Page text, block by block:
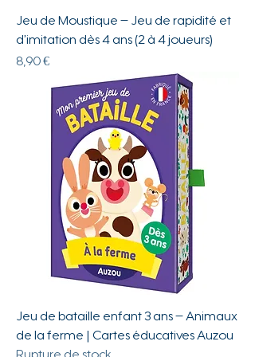
Jeu de Moustique – Jeu de rapidité et
d’imitation dès 4 ans (2 à 4 joueurs)
Prix
8,90 €
Jeu de bataille enfant 3 ans – Animaux
de la ferme | Cartes éducatives Auzou